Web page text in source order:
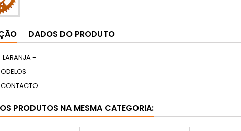
DADOS DO PRODUTO
LARANJA -
CONTACTO
PRODUTOS NA MESMA CATEGORIA: